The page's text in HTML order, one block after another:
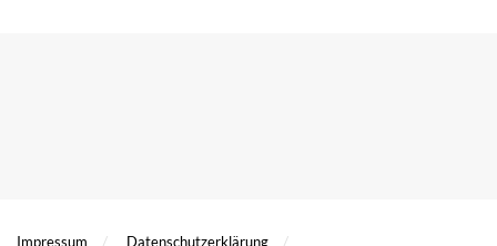
Impressum Datenschutzerklärung